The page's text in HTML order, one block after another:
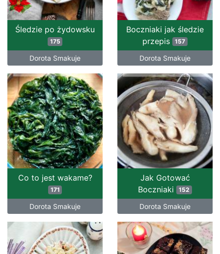
Śledzie po żydowsku
175
Dorota Smakuje
Boczniaki jak śledzie
przepis 157
Dorota Smakuje
Co to jest wakame?
171
Dorota Smakuje
Jak Gotować
Boczniaki 152
Dorota Smakuje